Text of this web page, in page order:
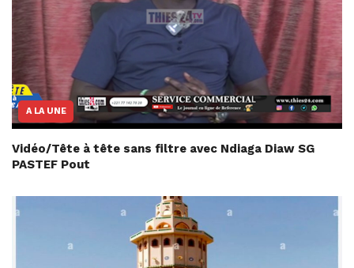
A LA UNE
Vidéo/Tête à tête sans filtre avec Ndiaga Diaw SG
PASTEF Pout